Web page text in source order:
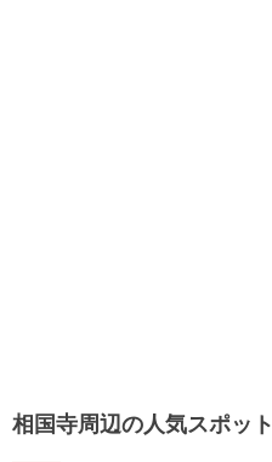
相国寺周辺の人気スポット